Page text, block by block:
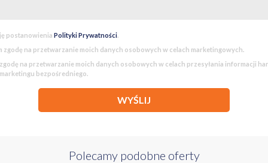
postanowienia Polityki Prywatności.
zgodę na przetwarzanie moich danych osobowych w celach marketingowych.
na przetwarzanie moich danych osobowych w celach przesyłania informacji
bezpośredniego.
WYŚLIJ
Polecamy podobne oferty